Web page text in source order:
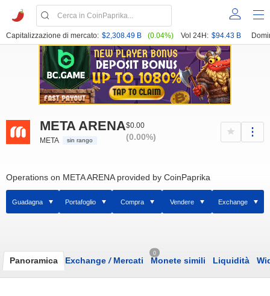
Capitalizzazione di mercato: $2,308.49 B (0.04%) Vol 24H: $94.43 B
META ARENA
META sin rango
$0.00
(0.00%)
Operations on META ARENA provided by CoinPaprika
Guadagna Portafoglio Compra Vendere Exchange
Panoramica Exchange /Mercati
0
Monete simili Liquidità